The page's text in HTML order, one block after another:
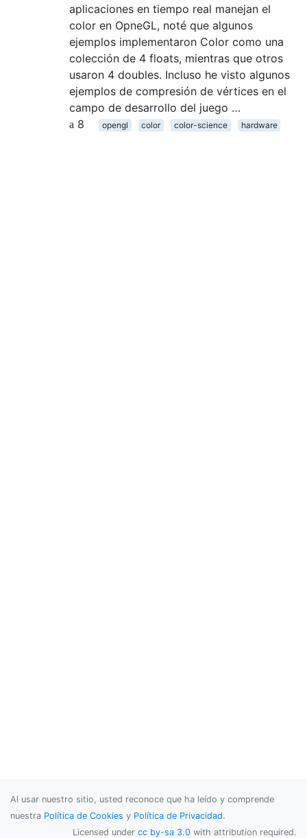
aplicaciones en tiempo real manejan el
color en OpneGL, noté que algunos
ejemplos implementaron Color como una
colección de 4 floats, mientras que otros
usaron 4 doubles. Incluso he visto algunos
ejemplos de compresión de vértices en el
campo de desarrollo del juego …
8
opengl color color-science hardware
Al usar nuestro sitio, usted reconoce que ha leído y comprende
nuestra Política de Cookies y Política de Privacidad.
Licensed under cc by-sa 3.0 with attribution required.